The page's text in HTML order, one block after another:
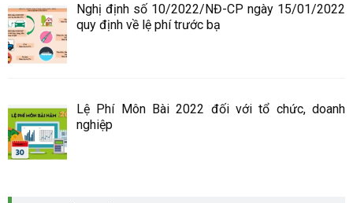
Nghị định số 10/2022/NĐ-CP ngày 15/01/2022
quy định về lệ phí trước bạ
Lệ Phí Môn Bài 2022 đối với tổ chức, doanh
nghiệp